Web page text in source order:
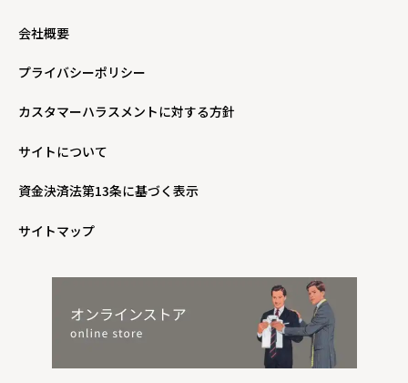
会社概要
プライバシーポリシー
カスタマーハラスメントに対する方針
サイトについて
資金決済法第13条に基づく表示
サイトマップ